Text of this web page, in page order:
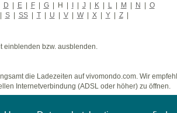
D | E | F | G | H | I | J | K | L | M | N | O
| S | SS | T | U | V | W | X | Y | Z |
einblenden bzw. ausblenden.
die Ladezeiten auf vivomondo.com. Wir
Internetverbindung (ADSL oder höher) zu öffnen.